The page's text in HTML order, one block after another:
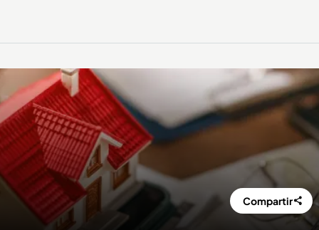
Compartir